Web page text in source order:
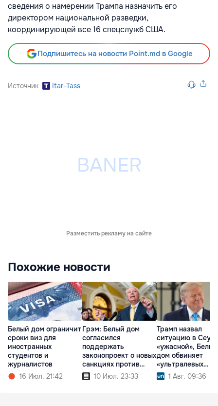
сведения о намерении Трампа назначить его
директором национальной разведки,
координирующей все 16 спецслужб США.
Подпишитесь на новости Point.md в Google
Источник Itar-Tass
Разместить рекламу на сайте
Похожие новости
Белый дом ограничит
сроки виз для
иностранных
студентов и
журналистов
16 Июл. 21:42
Грэм: Белый дом
согласился
поддержать
законопроект о новых
санкциях против
России10 Июл. 23:33
Трамп назвал
ситуацию в Сеуте
«ужасной», Белый
дом обвиняет
«ультралевых
глобалистов»
1 Авг. 09:36